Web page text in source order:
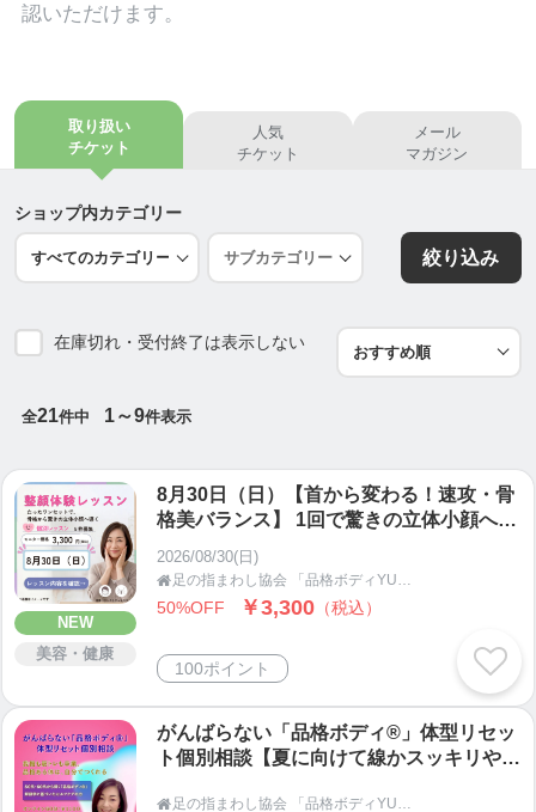
✅ 足・脚の悩み（太もも・膝・足首・足裏）
✅ 手・腕の悩み（二の腕・肘・手首・指）
✅ 首・肩の悩み（首こり・首のシワ・肩こり）
2万人の身体を変えた、品格ボディエクササイズの中
に「足指まわし」もあります。
足の指をまわすだけで？？と思われますか？
「足指まわし」で検索してみてください。多くの健
康雑誌にも掲載されております。
冷え・歩き方の癖・むくみ・姿勢・タコ・尿漏れな
ど 様々な悩みを改善します。
い。
太ももやせも楽々。ポッコリお腹が凹む・全身の巡
りを良くし痩せ体質に変わり 痩せる・若返ると大
反響。
女性の悩み No.1 の「太ももやせ 」No.2の 「お腹や
せ」 が解決すると、多くのメディアや健康雑誌でも
紹介されました。
品格ボディメソッド・足の指まわし・手の指まわ
し・美顔筋メソッドはYUKARIのオリジナルメソッ
ドです。
認いただけます。
取り扱い
チケット
人気
チケット
メール
マガジン
ショップ内カテゴリー
絞り込み
在庫切れ・受付終了は表示しない
全21件中 1～9件表示
NEW
美容・健康
8月30日（日）【首から変わる！速攻・骨
格美バランス】 1回で驚きの立体小顔へ導
2026/08/30(日)
 足の指まわし協会 「品格ボディYUKARI塾」
50%OFF ￥3,300 （税込）
100ポイント
がんばらない「品格ボディ®」体型リセッ
ト個別相談【夏に向けて線かスッキリや太
